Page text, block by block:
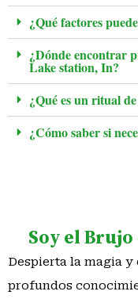
¿Qué factores
¿Dónde encontrar
Lake station, In?
¿Qué es un ritual
¿Cómo saber si
¿Qué signos
urgente?
Soy el
Despierta la magia
profundos